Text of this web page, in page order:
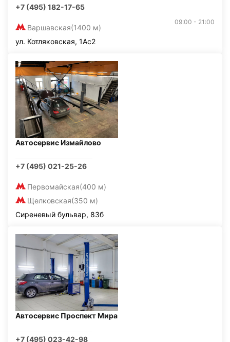
+7 (495) 182-17-65
Варшавская(1400 м)
09:00 - 21:00
ул. Котляковская, 1Ас2
Автосервис Измайлово
+7 (495) 021-25-26
Первомайская(400 м)
Щелковская(350 м)
Сиреневый бульвар, 83б
Автосервис Проспект Мира
+7 (495) 023-42-98